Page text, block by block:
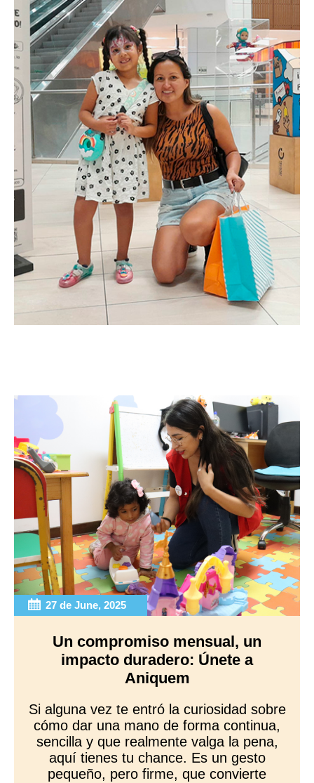
27 de June, 2025
Un compromiso mensual, un
impacto duradero: Únete a
Aniquem
Si alguna vez te entró la curiosidad sobre
cómo dar una mano de forma continua,
sencilla y que realmente valga la pena,
aquí tienes tu chance. Es un gesto
pequeño, pero firme, que convierte